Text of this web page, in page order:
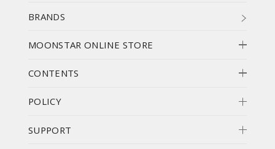
BRANDS
MOONSTAR ONLINE STORE
CONTENTS
POLICY
SUPPORT